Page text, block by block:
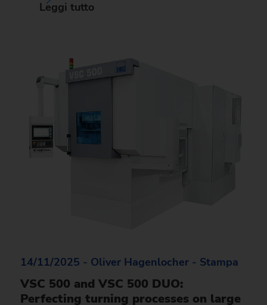
Leggi tutto
14/11/2025 - Oliver Hagenlocher - Stampa
VSC 500 and VSC 500 DUO:
Perfecting turning processes on large